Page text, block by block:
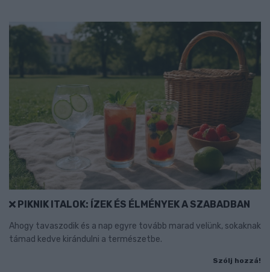
PIKNIK ITALOK: ÍZEK ÉS ÉLMÉNYEK A SZABADBAN
Ahogy tavaszodik és a nap egyre tovább marad velünk, sokaknak
támad kedve kirándulni a természetbe.
Szólj hozzá!